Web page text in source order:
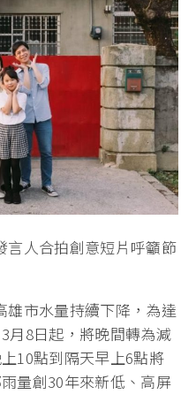
人合拍創意短片呼籲節
雄市水量持續下降，為達
月8日起，將晚間轉為減
10點到隔天早上6點將
量創30年來新低、高屏